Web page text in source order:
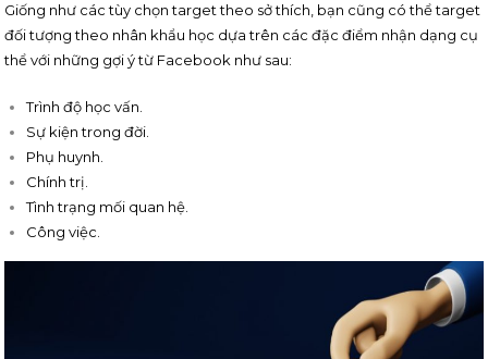
Giống như các tùy chọn target theo sở thích, bạn cũng có thể target
đối tượng theo nhân khẩu học dựa trên các đặc điểm nhận dạng cụ
thể với những gợi ý từ Facebook như sau:
Trình độ học vấn.
Sự kiện trong đời.
Phụ huynh.
Chính trị.
Tình trạng mối quan hệ.
Công việc.